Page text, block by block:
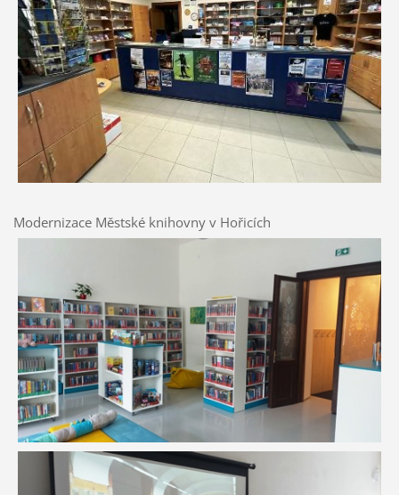
Modernizace Městské knihovny v Hořicích